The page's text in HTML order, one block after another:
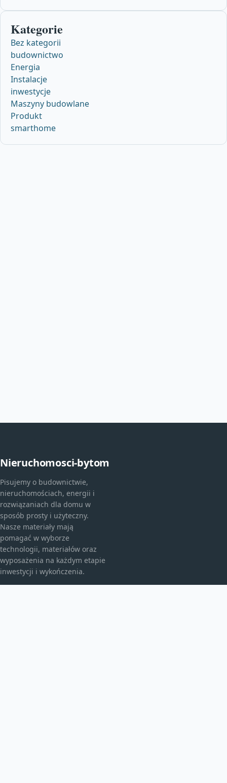
Kategorie
Bez kategorii
budownictwo
Energia
Instalacje
inwestycje
Maszyny budowlane
Produkt
smarthome
Nieruchomosci-bytom
Pisujemy o budownictwie,
nieruchomościach, energii i
rozwiązaniach dla domu w
sposób prosty i użyteczny.
Nasze materiały mają
pomagać w wyborze
technologii, materiałów oraz
wyposażenia na każdym etapie
inwestycji i wykończenia.